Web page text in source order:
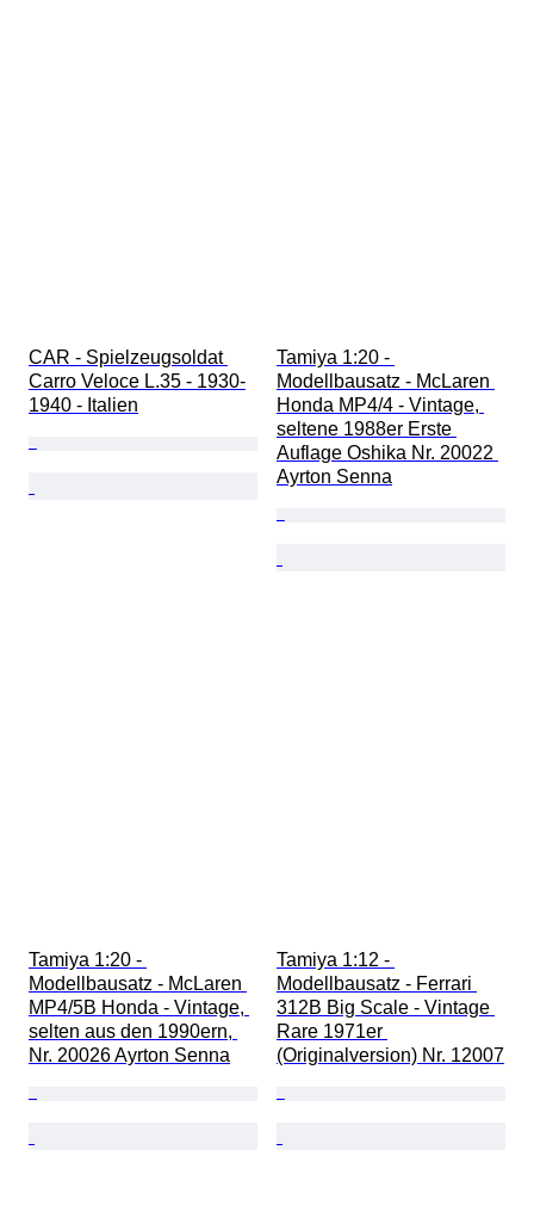
CAR - Spielzeugsoldat
Carro Veloce L.35 - 1930-
1940 - Italien
Tamiya 1:20 -
Modellbausatz - McLaren
Honda MP4/4 - Vintage,
seltene 1988er Erste
Auflage Oshika Nr. 20022
Ayrton Senna
Tamiya 1:20 -
Modellbausatz - McLaren
MP4/5B Honda - Vintage,
selten aus den 1990ern,
Nr. 20026 Ayrton Senna
Tamiya 1:12 -
Modellbausatz - Ferrari
312B Big Scale - Vintage
Rare 1971er
(Originalversion) Nr. 12007